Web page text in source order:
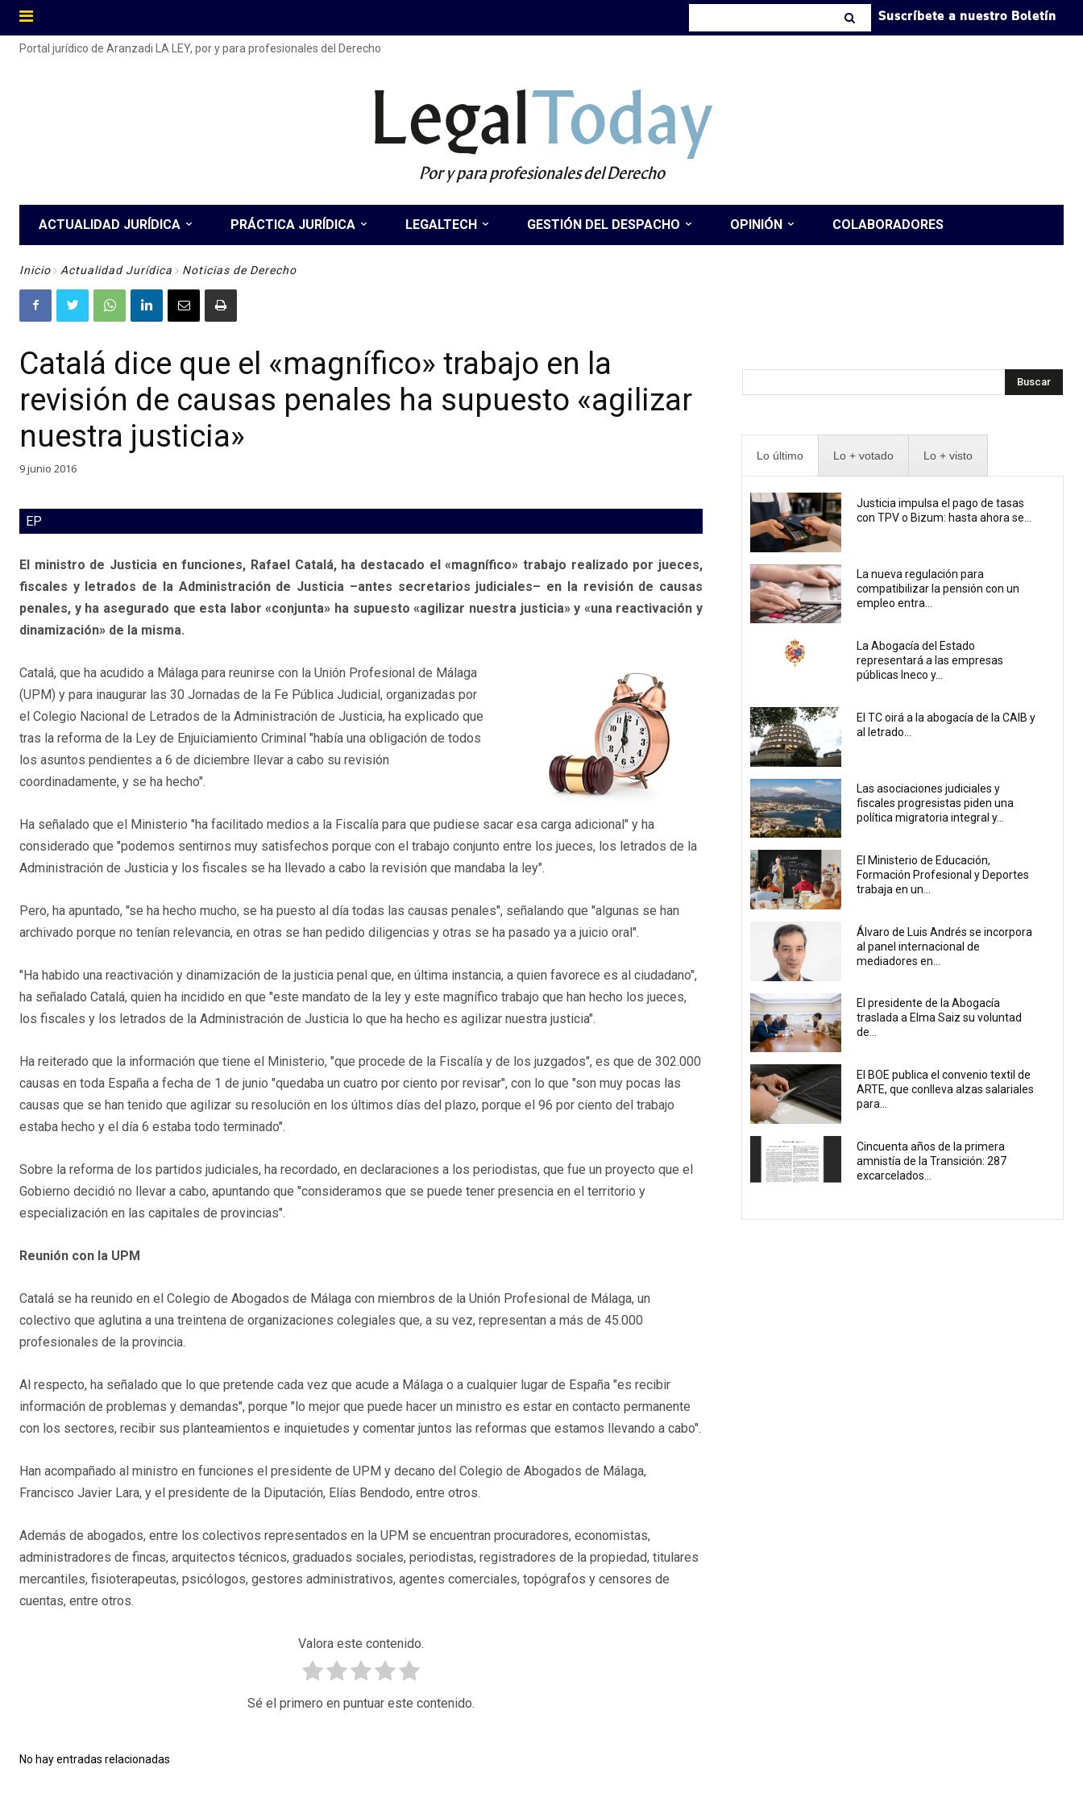
Suscríbete a nuestro Boletín
Portal jurídico de Aranzadi LA LEY, por y para profesionales del Derecho
LegalToday
Por y para profesionales del Derecho
ACTUALIDAD JURÍDICA PRÁCTICA JURÍDICA LEGALTECH GESTIÓN DEL DESPACHO OPINIÓN COLABORADORES
Inicio Actualidad Jurídica Noticias de Derecho
Catalá dice que el «magnífico» trabajo en la
revisión de causas penales ha supuesto «agilizar
nuestra justicia»
9 junio 2016
EP
El ministro de Justicia en funciones, Rafael Catalá, ha destacado el «magnífico» trabajo realizado por jueces,
fiscales y letrados de la Administración de Justicia –antes secretarios judiciales– en la revisión de causas
penales, y ha asegurado que esta labor «conjunta» ha supuesto «agilizar nuestra justicia» y «una reactivación y
dinamización» de la misma.
Catalá, que ha acudido a Málaga para reunirse con la Unión Profesional de Málaga
(UPM) y para inaugurar las 30 Jornadas de la Fe Pública Judicial, organizadas por
el Colegio Nacional de Letrados de la Administración de Justicia, ha explicado que
tras la reforma de la Ley de Enjuiciamiento Criminal "había una obligación de todos
los asuntos pendientes a 6 de diciembre llevar a cabo su revisión
coordinadamente, y se ha hecho".
Ha señalado que el Ministerio "ha facilitado medios a la Fiscalía para que pudiese sacar esa carga adicional" y ha
considerado que "podemos sentirnos muy satisfechos porque con el trabajo conjunto entre los jueces, los letrados de la
Administración de Justicia y los fiscales se ha llevado a cabo la revisión que mandaba la ley".
Pero, ha apuntado, "se ha hecho mucho, se ha puesto al día todas las causas penales", señalando que "algunas se han
archivado porque no tenían relevancia, en otras se han pedido diligencias y otras se ha pasado ya a juicio oral".
"Ha habido una reactivación y dinamización de la justicia penal que, en última instancia, a quien favorece es al ciudadano",
ha señalado Catalá, quien ha incidido en que "este mandato de la ley y este magnífico trabajo que han hecho los jueces,
los fiscales y los letrados de la Administración de Justicia lo que ha hecho es agilizar nuestra justicia".
Ha reiterado que la información que tiene el Ministerio, "que procede de la Fiscalía y de los juzgados", es que de 302.000
causas en toda España a fecha de 1 de junio "quedaba un cuatro por ciento por revisar", con lo que "son muy pocas las
causas que se han tenido que agilizar su resolución en los últimos días del plazo, porque el 96 por ciento del trabajo
estaba hecho y el día 6 estaba todo terminado".
Sobre la reforma de los partidos judiciales, ha recordado, en declaraciones a los periodistas, que fue un proyecto que el
Gobierno decidió no llevar a cabo, apuntando que "consideramos que se puede tener presencia en el territorio y
especialización en las capitales de provincias".
Reunión con la UPM
Catalá se ha reunido en el Colegio de Abogados de Málaga con miembros de la Unión Profesional de Málaga, un
colectivo que aglutina a una treintena de organizaciones colegiales que, a su vez, representan a más de 45.000
profesionales de la provincia.
Al respecto, ha señalado que lo que pretende cada vez que acude a Málaga o a cualquier lugar de España "es recibir
información de problemas y demandas", porque "lo mejor que puede hacer un ministro es estar en contacto permanente
con los sectores, recibir sus planteamientos e inquietudes y comentar juntos las reformas que estamos llevando a cabo".
Han acompañado al ministro en funciones el presidente de UPM y decano del Colegio de Abogados de Málaga,
Francisco Javier Lara, y el presidente de la Diputación, Elías Bendodo, entre otros.
Además de abogados, entre los colectivos representados en la UPM se encuentran procuradores, economistas,
administradores de fincas, arquitectos técnicos, graduados sociales, periodistas, registradores de la propiedad, titulares
mercantiles, fisioterapeutas, psicólogos, gestores administrativos, agentes comerciales, topógrafos y censores de
cuentas, entre otros.
Valora este contenido.
Sé el primero en puntuar este contenido.
No hay entradas relacionadas
Buscar
Lo último Lo + votado Lo + visto
Justicia impulsa el pago de tasas
con TPV o Bizum: hasta ahora se...
La nueva regulación para
compatibilizar la pensión con un
empleo entra...
La Abogacía del Estado
representará a las empresas
públicas Ineco y...
El TC oirá a la abogacía de la CAIB y
al letrado...
Las asociaciones judiciales y
fiscales progresistas piden una
política migratoria integral y...
El Ministerio de Educación,
Formación Profesional y Deportes
trabaja en un...
Álvaro de Luis Andrés se incorpora
al panel internacional de
mediadores en...
El presidente de la Abogacía
traslada a Elma Saiz su voluntad
de...
El BOE publica el convenio textil de
ARTE, que conlleva alzas salariales
para...
Cincuenta años de la primera
amnistía de la Transición: 287
excarcelados...